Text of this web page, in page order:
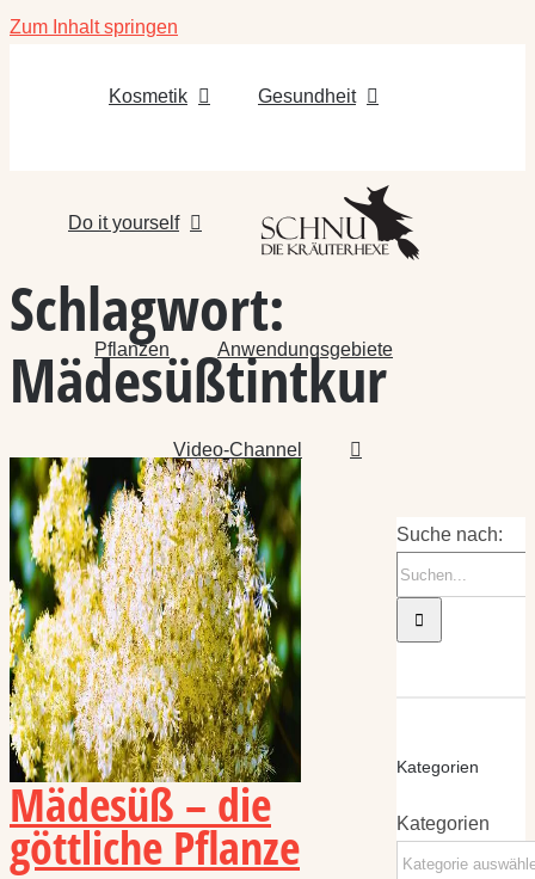
Zum Inhalt springen
Kosmetik Gesundheit
Do it yourself
Pflanzen Anwendungsgebiete
Video-Channel
Schlagwort:
Mädesüßtintkur
Mädesüß – die
göttliche Pflanze
Suche nach:
Kategorien
Kategorien